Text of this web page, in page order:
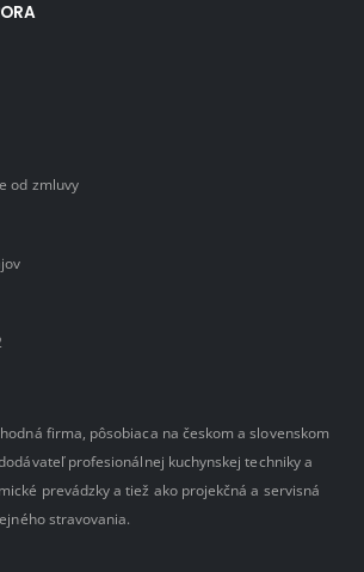
od zmluvy
firma, pôsobiaca na českom a slovenskom
profesionálnej kuchynskej techniky a
prevádzky a tiež ako projekčná a servisná
stravovania.